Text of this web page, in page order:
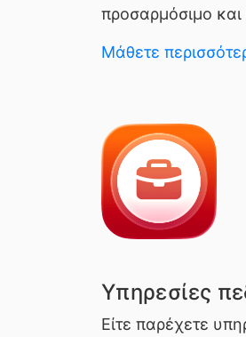
προσαρμόσιμο
Μάθετε
Υπηρεσίες
Είτε παρέχετε